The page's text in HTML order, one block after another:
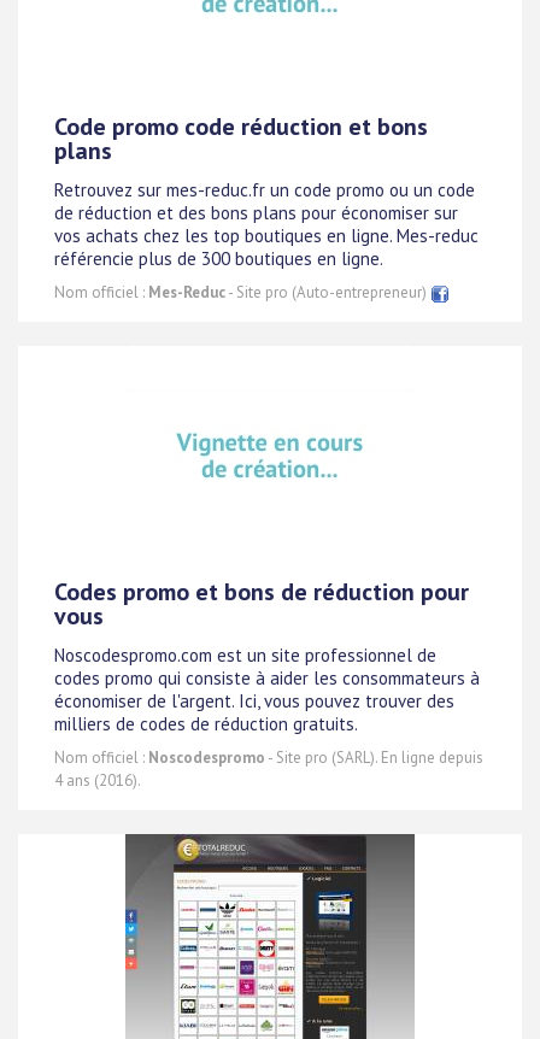
Code promo code réduction et bons
plans
Retrouvez sur mes-reduc.fr un code promo ou un code
de réduction et des bons plans pour économiser sur
vos achats chez les top boutiques en ligne. Mes-reduc
référencie plus de 300 boutiques en ligne.
Nom officiel : Mes-Reduc- Site pro (Auto-entrepreneur)
Codes promo et bons de réduction pour
vous
Noscodespromo.com est un site professionnel de
codes promo qui consiste à aider les consommateurs à
économiser de l'argent. Ici, vous pouvez trouver des
milliers de codes de réduction gratuits.
Nom officiel : Noscodespromo - Site pro (SARL). En ligne depuis
4 ans (2016).